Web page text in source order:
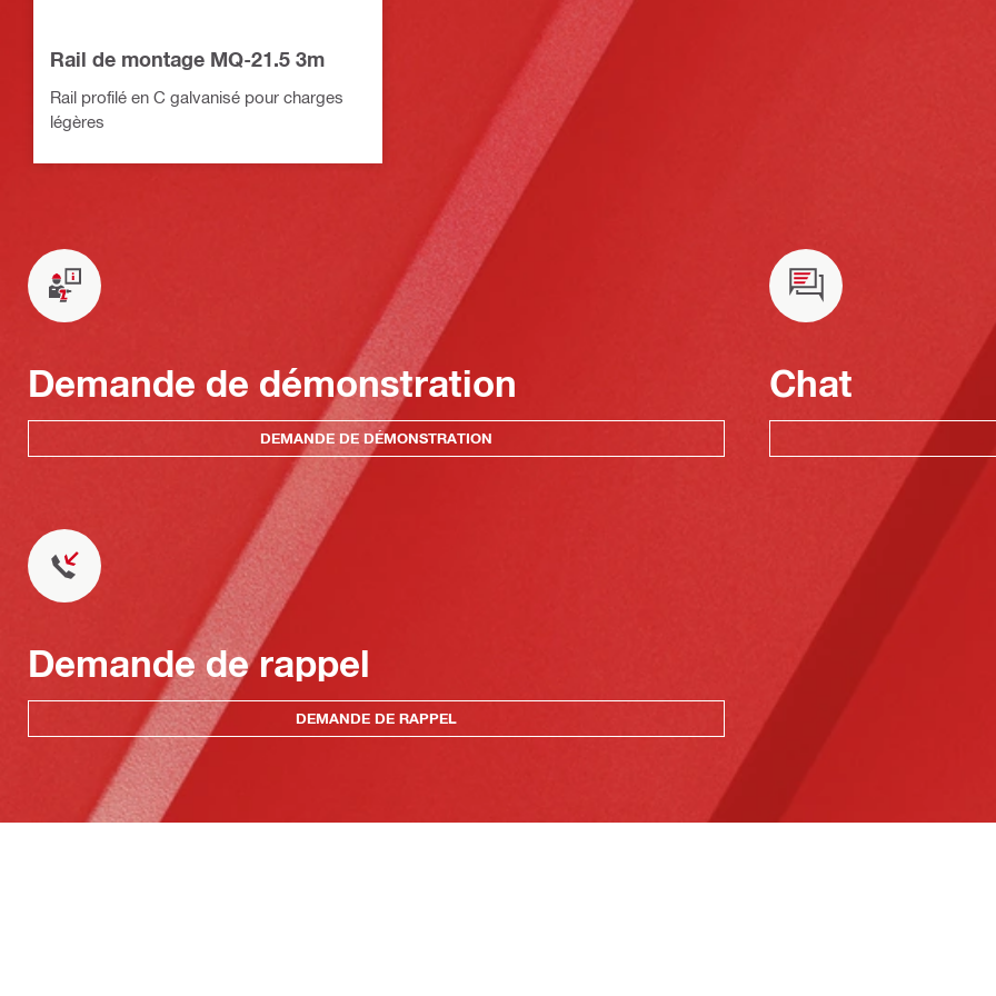
Rail de montage MQ-21.5 3m
Rail profilé en C galvanisé pour charges
légères
Demande de démonstration
DEMANDE DE DÉMONSTRATION
Chat
Demande de rappel
DEMANDE DE RAPPEL